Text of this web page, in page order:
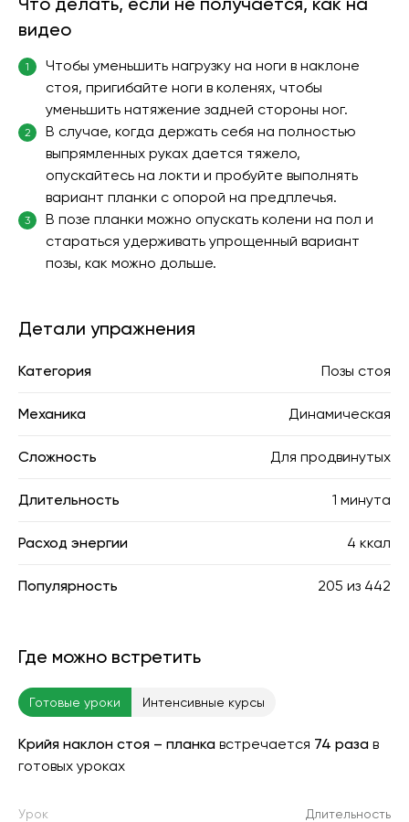
видео
1
Чтобы уменьшить нагрузку на ноги в наклоне
стоя, пригибайте ноги в коленях, чтобы
уменьшить натяжение задней стороны ног.
2
В случае, когда держать себя на полностью
выпрямленных руках дается тяжело,
опускайтесь на локти и пробуйте выполнять
вариант планки с опорой на предплечья.
3
В позе планки можно опускать колени на пол и
стараться удерживать упрощенный вариант
позы, как можно дольше.
Детали упражнения
Категория Позы стоя
Механика Динамическая
Сложность Для продвинутых
Длительность 1 минута
Расход энергии 4 ккал
Популярность 205 из 442
Где можно встретить
Готовые уроки Интенсивные курсы
Крийя наклон стоя – планка встречается 74 раза в
готовых уроках
Урок Длительность